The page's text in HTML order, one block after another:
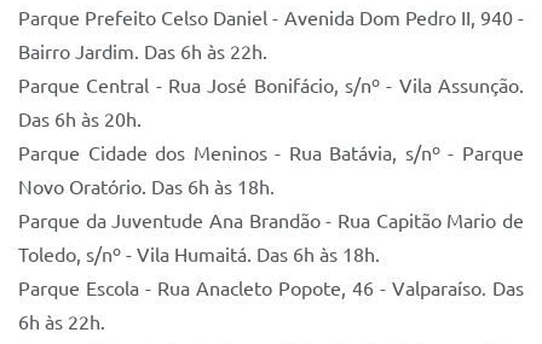
Parque Prefeito Celso Daniel - Avenida Dom Pedro II, 940 -
Bairro Jardim. Das 6h às 22h.
Parque Central - Rua José Bonifácio, s/nº - Vila Assunção.
Das 6h às 20h.
Parque Cidade dos Meninos - Rua Batávia, s/nº - Parque
Novo Oratório. Das 6h às 18h.
Parque da Juventude Ana Brandão - Rua Capitão Mario de
Toledo, s/nº - Vila Humaitá. Das 6h às 18h.
Parque Escola - Rua Anacleto Popote, 46 - Valparaíso. Das
6h às 22h.